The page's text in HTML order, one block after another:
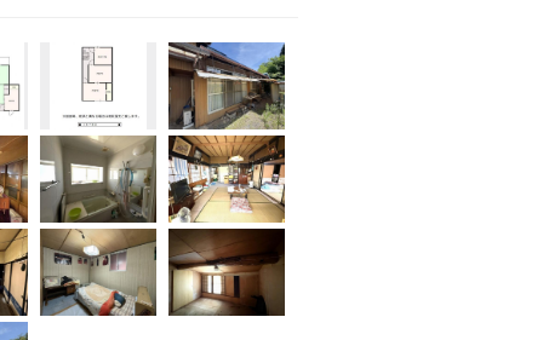
村のホームページで詳しく確認